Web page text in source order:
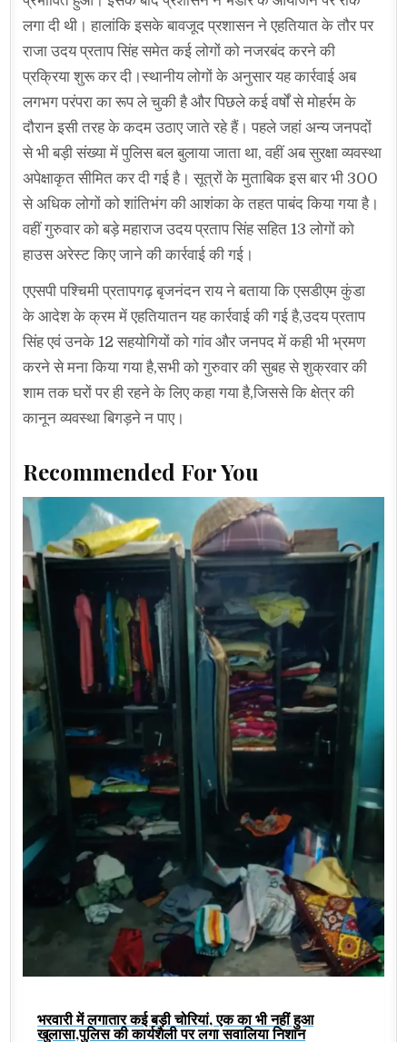
लगा दी थी। हालांकि इसके बावजूद प्रशासन ने एहतियात के तौर पर
राजा उदय प्रताप सिंह समेत कई लोगों को नजरबंद करने की
प्रक्रिया शुरू कर दी।स्थानीय लोगों के अनुसार यह कार्रवाई अब
लगभग परंपरा का रूप ले चुकी है और पिछले कई वर्षों से मोहर्रम के
दौरान इसी तरह के कदम उठाए जाते रहे हैं। पहले जहां अन्य जनपदों
से भी बड़ी संख्या में पुलिस बल बुलाया जाता था, वहीं अब सुरक्षा व्यवस्था
अपेक्षाकृत सीमित कर दी गई है। सूत्रों के मुताबिक इस बार भी 300
से अधिक लोगों को शांतिभंग की आशंका के तहत पाबंद किया गया है।
वहीं गुरुवार को बड़े महाराज उदय प्रताप सिंह सहित 13 लोगों को
हाउस अरेस्ट किए जाने की कार्रवाई की गई।
एएसपी पश्चिमी प्रतापगढ़ बृजनंदन राय ने बताया कि एसडीएम कुंडा
के आदेश के क्रम में एहतियातन यह कार्रवाई की गई है,उदय प्रताप
सिंह एवं उनके 12 सहयोगियों को गांव और जनपद में कही भी भ्रमण
करने से मना किया गया है,सभी को गुरुवार की सुबह से शुक्रवार की
शाम तक घरों पर ही रहने के लिए कहा गया है,जिससे कि क्षेत्र की
कानून व्यवस्था बिगड़ने न पाए।
Recommended For You
भरवारी में लगातार कई बड़ी चोरियां, एक का भी नहीं हुआ
खुलासा,पुलिस की कार्यशैली पर लगा सवालिया निशान